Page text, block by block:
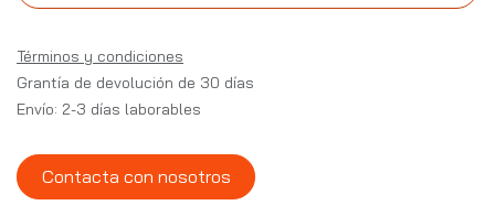
Términos y condiciones
Grantía de devolución de 30 días
Envío: 2-3 días laborables
Contacta con nosotros